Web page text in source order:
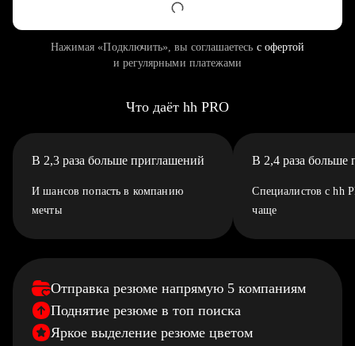
Нажимая «Подключить», вы соглашаетесь с офертой
и регулярными платежами
Что даёт hh PRO
В 2,3 раза больше приглашений
И шансов попасть в компанию
мечты
В 2,4 раза больше
Специалистов с hh
чаще
Отправка резюме напрямую 5 компаниям
Поднятие резюме в топ поиска
Яркое выделение резюме цветом